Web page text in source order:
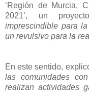
‘Región de Murcia,
2021’, un
imprescindible para
un revulsivo para la
En este sentido,
las comunidades
realizan actividades